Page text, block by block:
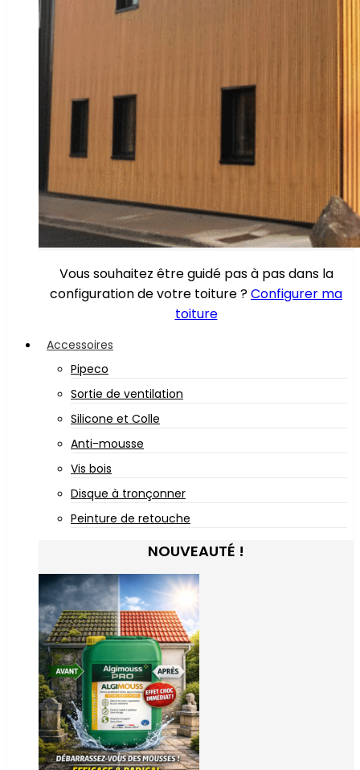
Vous souhaitez être guidé pas à pas dans la
configuration de votre toiture ?Configurer ma
toiture
Accessoires
Pipeco
Sortie de ventilation
Silicone et Colle
Anti-mousse
Vis bois
Disque à tronçonner
Peinture de retouche
NOUVEAUTÉ !